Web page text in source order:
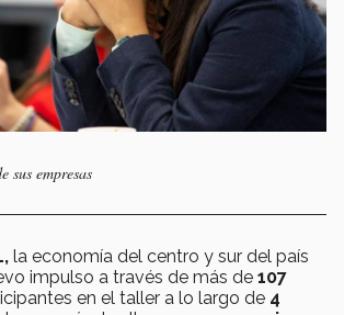
sus empresas
la economía del centro y sur del país
impulso a través de más de 107
en el taller a lo largo de 4